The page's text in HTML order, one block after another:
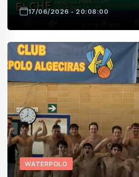
17/06/2026 - 20:08:00
WATERPOLO